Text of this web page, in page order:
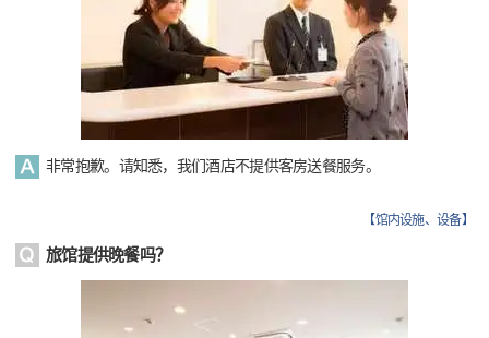
非常抱歉。请知悉，我们酒店不提供客房送餐服务。
【馆内设施、设备】
旅馆提供晚餐吗？